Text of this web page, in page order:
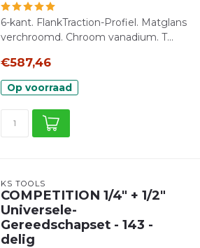
6-kant. FlankTraction-Profiel. Matglans
verchroomd. Chroom vanadium. T...
€587,46
Op voorraad
KS TOOLS
COMPETITION 1/4" + 1/2"
Universele-
Gereedschapset - 143 -
delig